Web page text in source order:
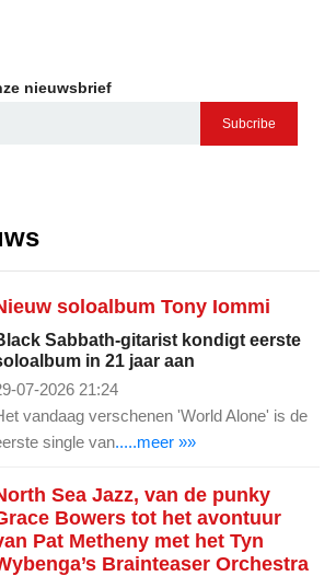
nieuwsbrief
Subcribe
soloalbum Tony Iommi
Sabbath-gitarist kondigt eerste
in 21 jaar aan
07-2026 21:24
vandaag verschenen 'World Alone' is de
single van.....meer »»
Sea Jazz, van de punky
Bowers tot het avontuur
Pat Metheny met het Tyn
Brainteaser Orchestra